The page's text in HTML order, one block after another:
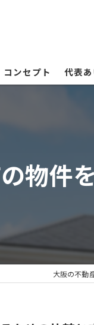
コンセプト 代表
物件
大阪の不動